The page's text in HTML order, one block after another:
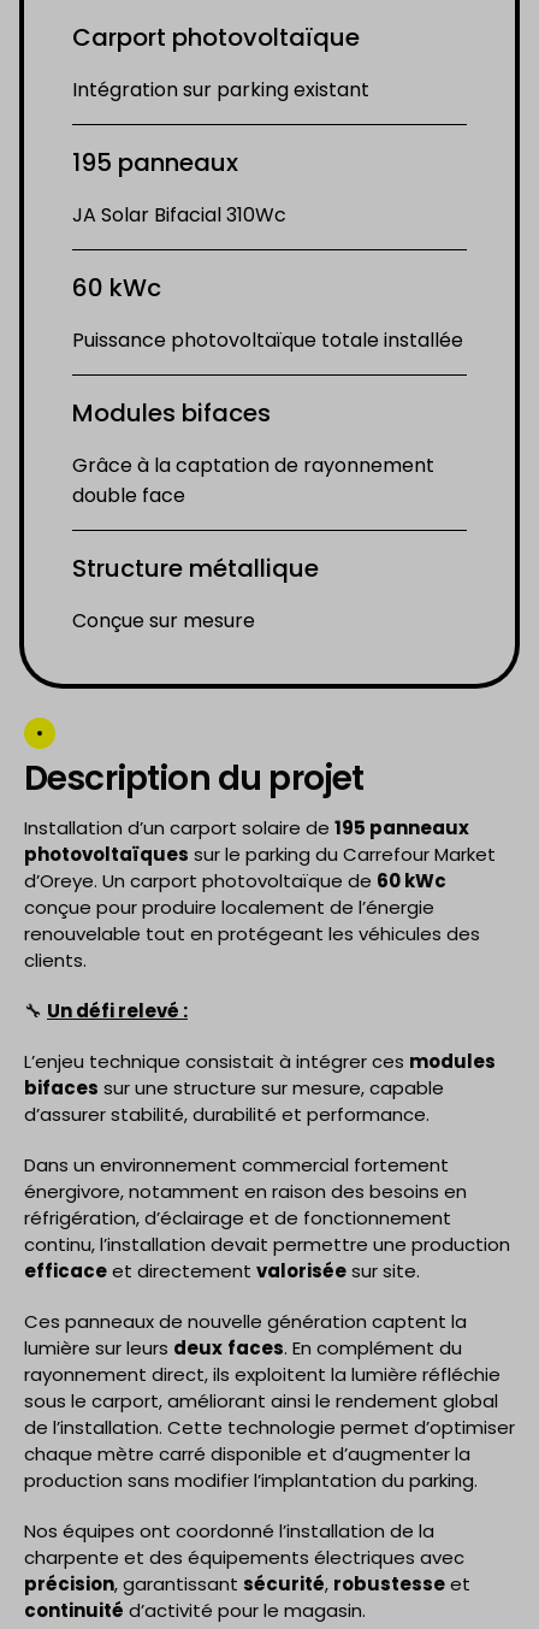
Carport photovoltaïque
Intégration sur parking existant
195 panneaux
JA Solar Bifacial 310Wc
60 kWc
Puissance photovoltaïque totale installée
Modules bifaces
Grâce à la captation de rayonnement
double face
Structure métallique
Conçue sur mesure
Description du projet
Installation d’un carport solaire de 195 panneaux
photovoltaïques sur le parking du Carrefour Market
d’Oreye. Un carport photovoltaïque de 60 kWc
conçue pour produire localement de l’énergie
renouvelable tout en protégeant les véhicules des
clients.
🔧 Un défi relevé :
L’enjeu technique consistait à intégrer ces modules
bifaces sur une structure sur mesure, capable
d’assurer stabilité, durabilité et performance.
Dans un environnement commercial fortement
énergivore, notamment en raison des besoins en
réfrigération, d’éclairage et de fonctionnement
continu, l’installation devait permettre une production
efficaceet directement valoriséesur site.
Ces panneaux de nouvelle génération captent la
lumière sur leurs deux faces. En complément du
rayonnement direct, ils exploitent la lumière réfléchie
sous le carport, améliorant ainsi le rendement global
de l’installation. Cette technologie permet d’optimiser
chaque mètre carré disponible et d’augmenter la
production sans modifier l’implantation du parking.
Nos équipes ont coordonné l’installation de la
charpente et des équipements électriques avec
précision, garantissant sécurité, robustesseet
continuité d’activité pour le magasin.